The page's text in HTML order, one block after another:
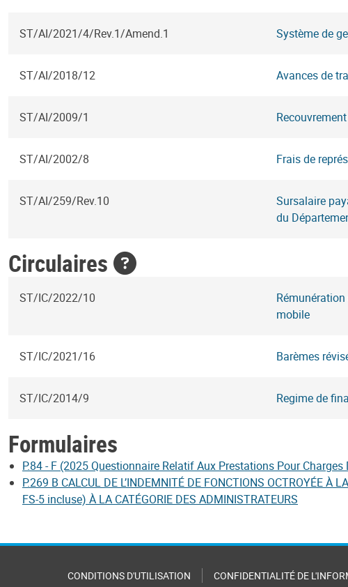
ST/AI/2021/4/Rev.1/Amend.1 Système de
ST/AI/2018/12 Avances de
ST/AI/2009/1
ST/AI/2002/8 Frais de
ST/AI/259/Rev.10
Sursalaire
du
Circulaires
ST/IC/2022/10
mobile
ST/IC/2021/16 Barèmes
ST/IC/2014/9 Regime de
Formulaires
P.84 - F (2025 Questionnaire Relatif Aux Prestations Pour Charges
P.269 B CALCUL DE L’INDEMNITÉ DE FONCTIONS OCTROYÉE À
FS-5 incluse) À LA CATÉGORIE DES ADMINISTRATEURS
CONDITIONS D'UTILISATION CONFIDENTIALITÉ DE